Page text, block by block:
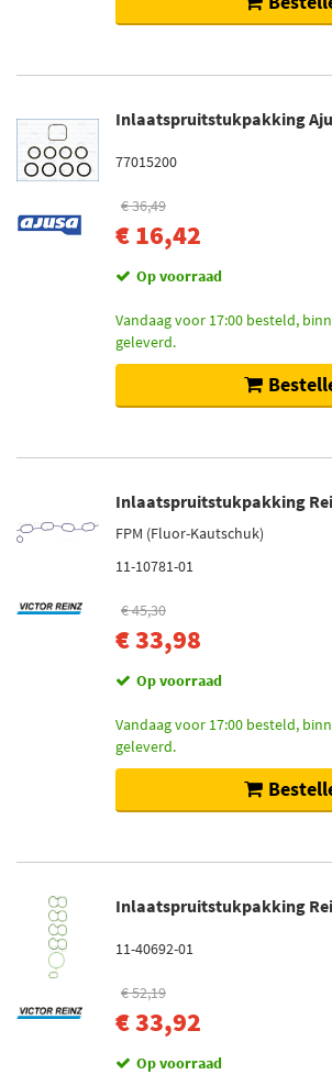
Inlaatspruitstukpakking
77015200
€ 36,49
€ 16,42
Op voorraad
Vandaag voor 17:00 besteld,
geleverd.
Inlaatspruitstukpakking
FPM (Fluor-Kautschuk)
11-10781-01
€ 45,30
€ 33,98
Op voorraad
Vandaag voor 17:00 besteld,
geleverd.
Inlaatspruitstukpakking
11-40692-01
€ 52,19
€ 33,92
Op voorraad